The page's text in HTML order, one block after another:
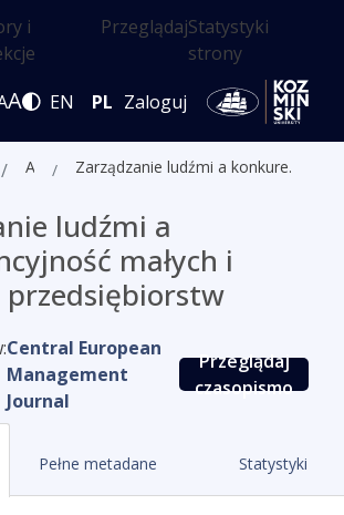
i
PrzeglądajStatystyki
strony
A EN PL Zaloguj
Zarządzanie ludźmi a konkurencyjność małych i średnich przedsiębiorstw
ludźmi a
małych i
przedsiębiorstw
Central European
Management
Journal
Przeglądaj
czasopismo
Pełne metadane Statystyki